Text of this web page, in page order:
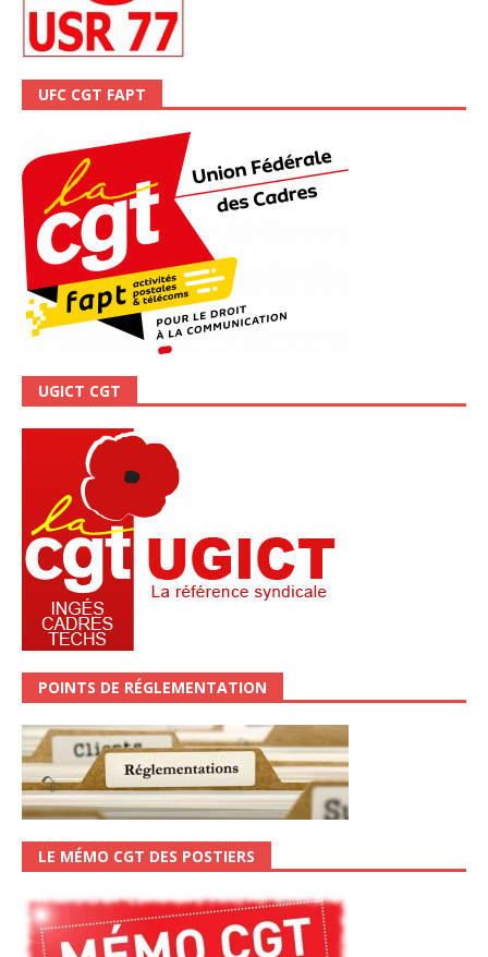
UFC CGT FAPT
UGICT CGT
POINTS DE RÉGLEMENTATION
LE MÉMO CGT DES POSTIERS